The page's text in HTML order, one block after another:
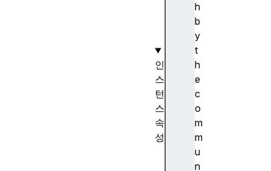
h
b
y
t
h
e
c
o
m
m
u
n
인
스
턴
스
속
성